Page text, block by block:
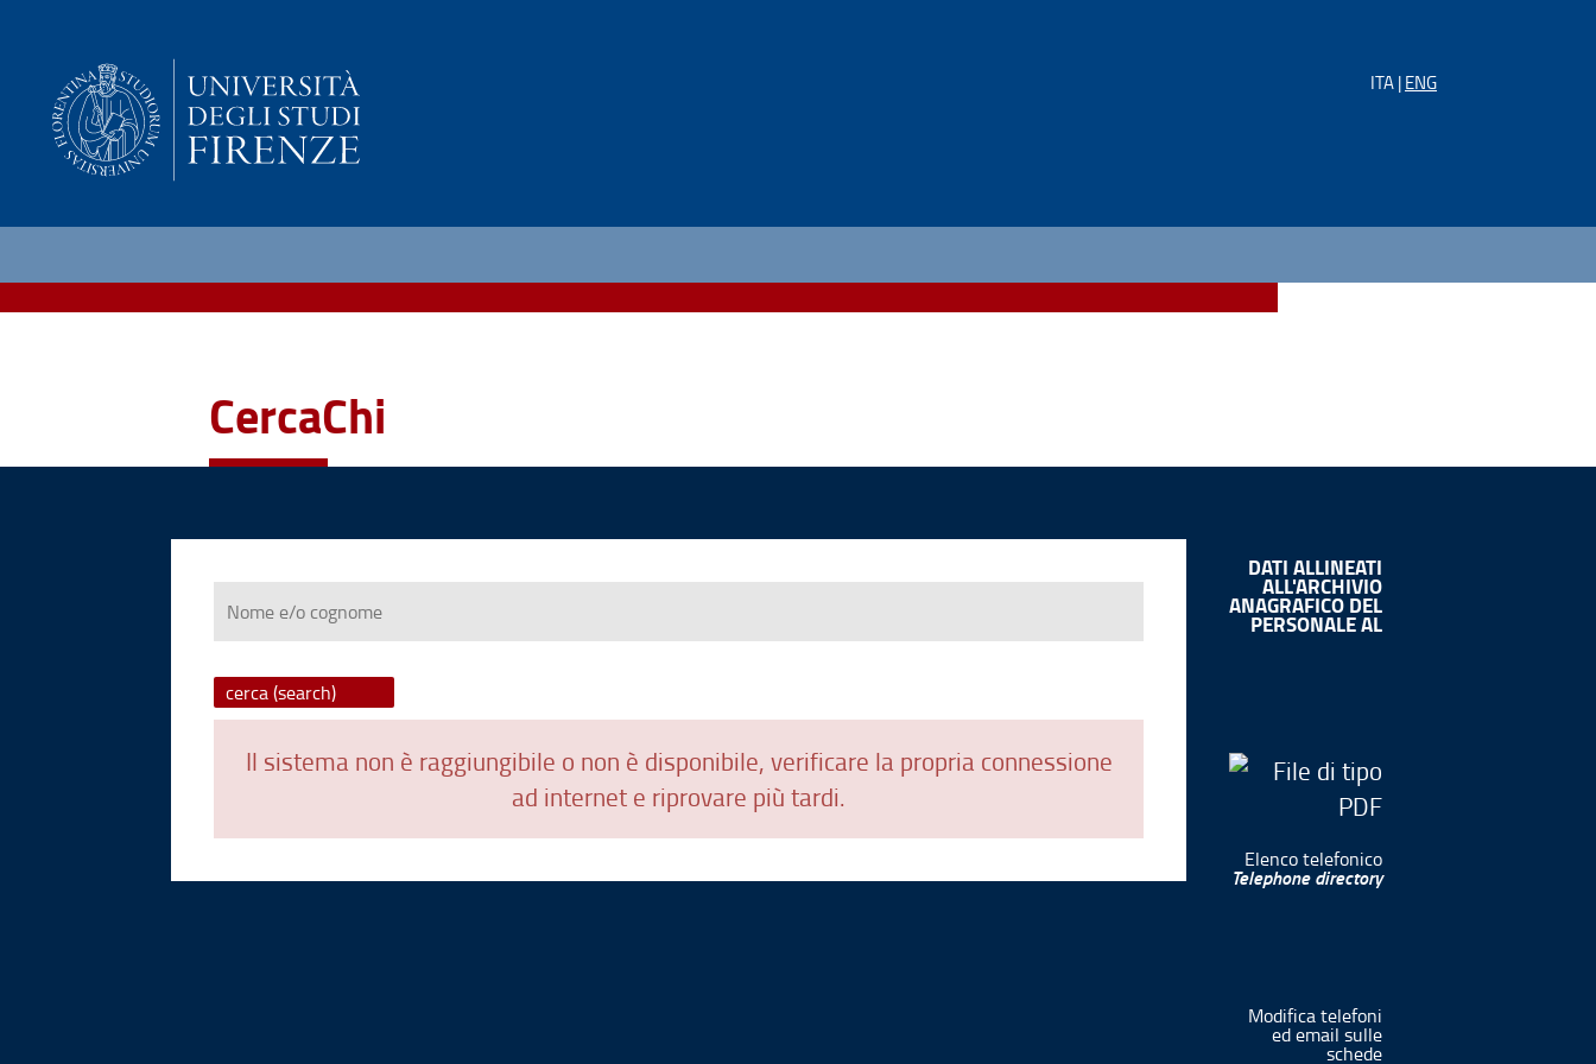
ITA |ENG
CercaChi
Nome
cognome
Il sistema non è raggiungibile o non è disponibile, verificare la propria connessione
ad internet e riprovare più tardi.
DATI ALLINEATI
ALL'ARCHIVIO
ANAGRAFICO DEL
PERSONALE AL
Elenco telefonico
Telephone directory
Modifica telefoni
ed email sulle
schede